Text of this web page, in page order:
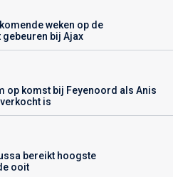
weken op de
bij Ajax
op komst bij Feyenoord als Anis
is
bereikt hoogste
ooit